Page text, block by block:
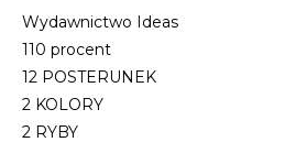
Wydawnictwo Ideas
110 procent
12 POSTERUNEK
2 KOLORY
2 RYBY